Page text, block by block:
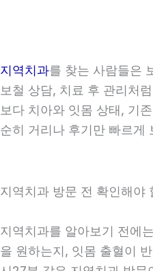
지역치과를 찾는 사람들은
보철 상담, 치료 후 관리처
보다 치아와 잇몸 상태, 기
순히 거리나 후기만 빠르게
지역치과 방문 전 확인해야
지역치과를 알아보기 전에
을 원하는지, 잇몸 출혈이